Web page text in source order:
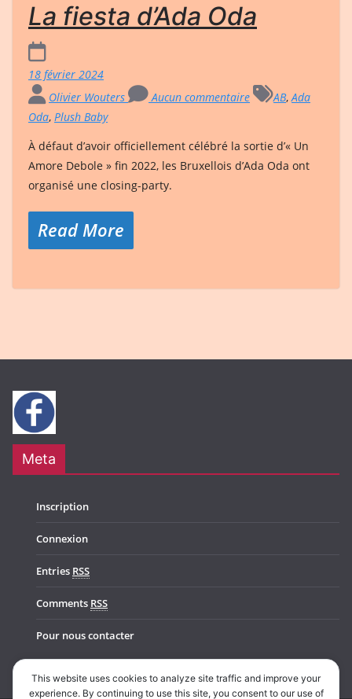
La fiesta d’Ada Oda
18 février 2024
Olivier Wouters
Aucun commentaire AB,Ada
Oda, Plush Baby
À défaut d’avoir officiellement célébré la sortie d’« Un
Amore Debole » fin 2022, les Bruxellois d’Ada Oda ont
organisé une closing-party.
Read More
Meta
Inscription
Connexion
Entries RSS
Comments RSS
Pour nous contacter
This website uses cookies to analyze site traffic and improve your
experience. By continuing to use this site, you consent to our use of